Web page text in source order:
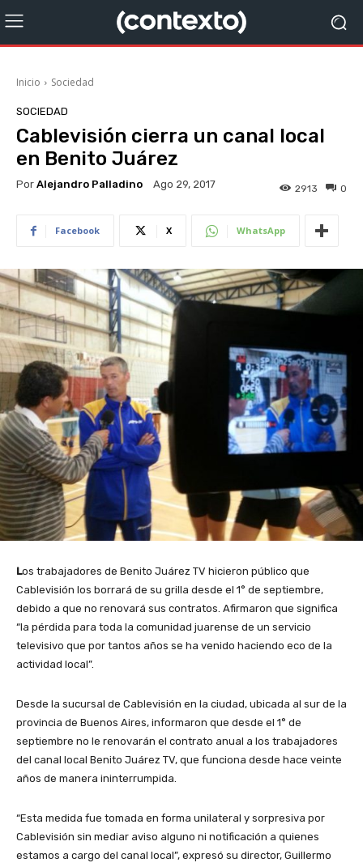
Inicio Sociedad
SOCIEDAD
Cablevisión cierra un canal local
en Benito Juárez
Por Alejandro Palladino Ago 29, 2017 0
2913
Facebook X WhatsApp
Los trabajadores de Benito Juárez TV hicieron público que
Cablevisión los borrará de su grilla desde el 1° de septiembre,
debido a que no renovará sus contratos. Afirmaron que significa
“la pérdida para toda la comunidad juarense de un servicio
televisivo que por tantos años se ha venido haciendo eco de la
actividad local”.
Desde la sucursal de Cablevisión en la ciudad, ubicada al sur de la
provincia de Buenos Aires, informaron que desde el 1° de
septiembre no le renovarán el contrato anual a los trabajadores
del canal local Benito Juárez TV, que funciona desde hace veinte
años de manera ininterrumpida.
“Esta medida fue tomada en forma unilateral y sorpresiva por
Cablevisión sin mediar aviso alguno ni notificación a quienes
estamos a cargo del canal local”, expresó su director, Guillermo